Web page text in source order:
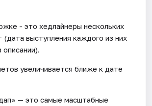
- это хедлайнеры нескольких
выступления каждого из них
описании).
увеличивается ближе к дате
— это самые масштабные